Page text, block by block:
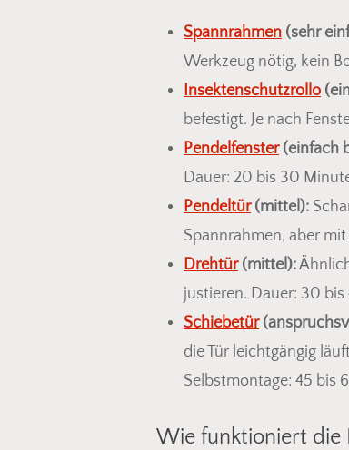
Spannrahmen (sehr
Werkzeug nötig, kein
Insektenschutzrollo
befestigt. Je nach
Pendelfenster(einfach
Dauer: 20 bis 30
Pendeltür(mittel):
Spannrahmen, aber
Drehtür(mittel):
justieren. Dauer: 30
Schiebetür
die Tür leichtgängig
Selbstmontage: 45 bis
Wie funktioniert die